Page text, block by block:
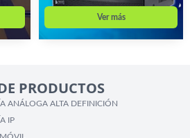
Ver más
PRODUCTOS
ANÁLOGA ALTA DEFINICIÓN
IP